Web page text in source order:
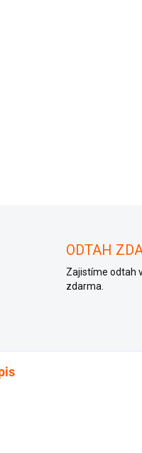
ODTAH
Zajistíme odtah
zdarma.